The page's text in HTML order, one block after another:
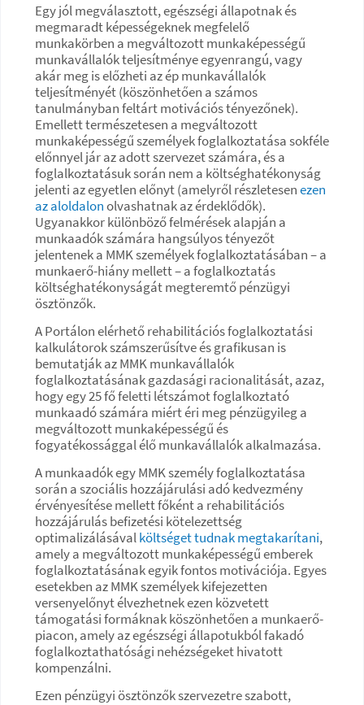
Egy jól megválasztott, egészségi állapotnak és
megmaradt képességeknek megfelelő
munkakörben a megváltozott munkaképességű
munkavállalók teljesítménye egyenrangú, vagy
akár meg is előzheti az ép munkavállalók
teljesítményét (köszönhetően a számos
tanulmányban feltárt motivációs tényezőnek).
Emellett természetesen a megváltozott
munkaképességű személyek foglalkoztatása sokféle
előnnyel jár az adott szervezet számára, és a
foglalkoztatásuk során nem a költséghatékonyság
jelenti az egyetlen előnyt (amelyről részletesenezen
az aloldalonolvashatnak az érdeklődők).
Ugyanakkor különböző felmérések alapján a
munkaadók számára hangsúlyos tényezőt
jelentenek a MMK személyek foglalkoztatásában – a
munkaerő-hiány mellett – a foglalkoztatás
költséghatékonyságát megteremtő pénzügyi
ösztönzők.
A Portálon elérhető rehabilitációs foglalkoztatási
kalkulátorok számszerűsítve és grafikusan is
bemutatják az MMK munkavállalók
foglalkoztatásának gazdasági racionalitását, azaz,
hogy egy 25 fő feletti létszámot foglalkoztató
munkaadó számára miért éri meg pénzügyileg a
megváltozott munkaképességű és
fogyatékossággal élő munkavállalók alkalmazása.
A munkaadók egy MMK személy foglalkoztatása
során a szociális hozzájárulási adó kedvezmény
érvényesítése mellett főként a rehabilitációs
hozzájárulás befizetési kötelezettség
optimalizálásávalköltséget tudnak megtakarítani,
amely a megváltozott munkaképességű emberek
foglalkoztatásának egyik fontos motivációja. Egyes
esetekben az MMK személyek kifejezetten
versenyelőnyt élvezhetnek ezen közvetett
támogatási formáknak köszönhetően a munkaerő-
piacon, amely az egészségi állapotukból fakadó
foglalkoztathatósági nehézségeket hivatott
kompenzálni.
Ezen pénzügyi ösztönzők szervezetre szabott,